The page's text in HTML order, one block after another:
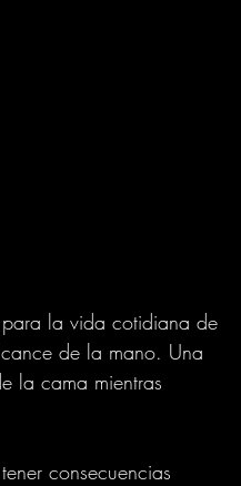
para la vida cotidiana de
de la mano. Una
la cama mientras
consecuencias